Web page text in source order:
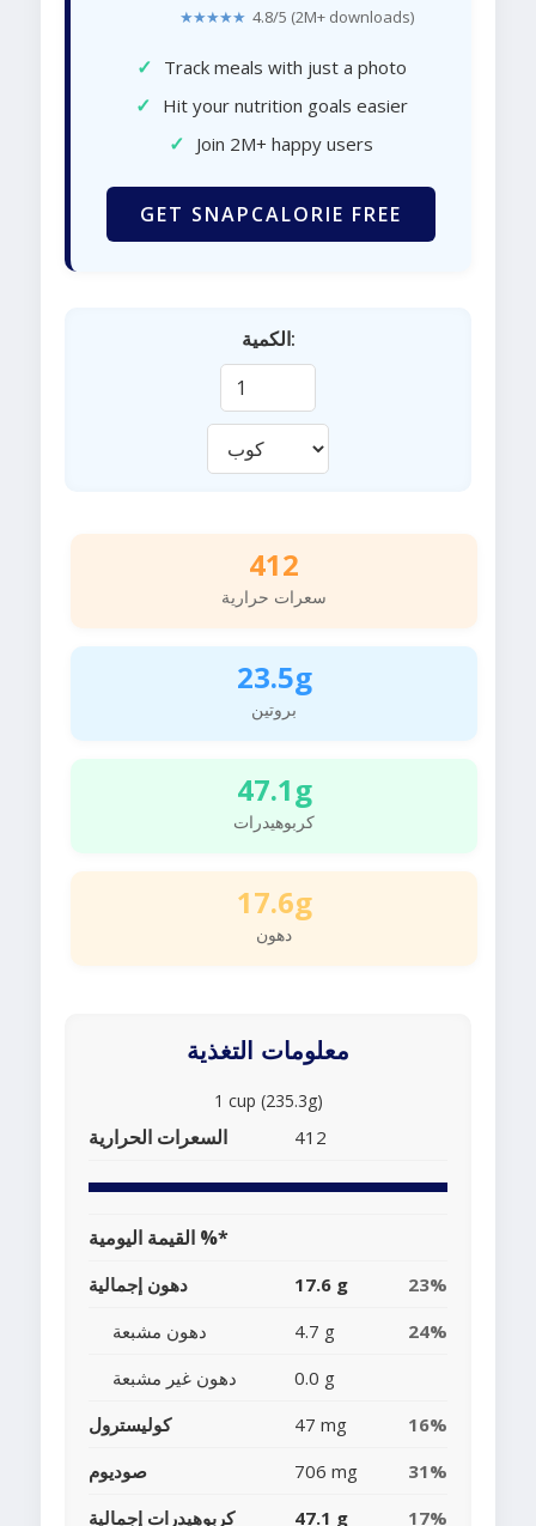
★★★★★ 4.8/5 (2M+ downloads)
✓ Track meals with just a photo
✓ Hit your nutrition goals easier
✓ Join 2M+ happy users
GET SNAPCALORIE FREE
الكمية:
412
سعرات حرارية
23.5g
بروتين
47.1g
كربوهيدرات
17.6g
دهون
معلومات التغذية
1 cup (235.3g)
السعرات الحرارية 412
القيمة اليومية %*
دهون إجمالية 17.6 g
23%
دهون مشبعة
4.7 g
24%
دهون غير مشبعة
0.0 g
كوليسترول
47 mg
16%
صوديوم
706 mg
31%
كربوهيدرات إجمالية
47.1 g 17%